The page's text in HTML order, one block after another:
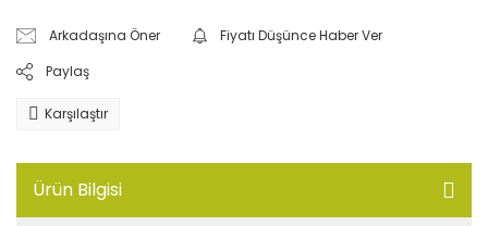
Arkadaşına Öner
Fiyatı Düşünce Haber Ver
Paylaş
Karşılaştır
Ürün Bilgisi